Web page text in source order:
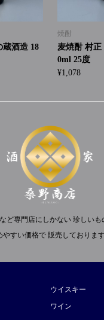
蔵酒造 18
焼酎
麦焼酎 村正
0ml 25度
¥1,078
ど専門店にしかない 珍しい
やすい価格で 販売しております
ウイスキー
ワイン